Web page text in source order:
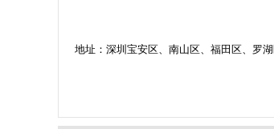
地址：深圳宝安区、南山区、福田区、罗